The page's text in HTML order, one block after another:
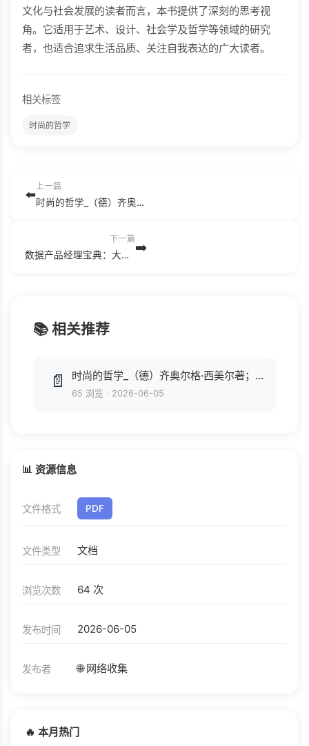
文化与社会发展的读者而言，本书提供了深刻的思考视
角。它适用于艺术、设计、社会学及哲学等领域的研究
者，也适合追求生活品质、关注自我表达的广大读者。
相关标签
时尚的哲学
⬅️
上一篇
时尚的哲学_（德）齐奥尔格·西美尔著；费勇等译_花城出版社_2017.pdf
下一篇
数据产品经理宝典：大数据时代如何创造卓越产品.azw3 ➡️
📚 相关推荐
📄 时尚的哲学_（德）齐奥尔格·西美尔著；费勇等译_花城出版社_2017.pdf
65 浏览 · 2026-06-05
📊 资源信息
文件格式 PDF
文件类型 文档
浏览次数 64 次
发布时间 2026-06-05
发布者 🌐 网络收集
🔥 本月热门